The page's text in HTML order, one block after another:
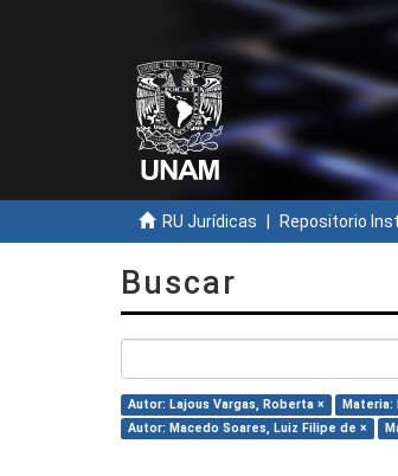
RU Jurídicas Repositorio
Buscar
Autor: Lajous Vargas, Roberta × Materia:
Autor: Macedo Soares, Luiz Filipe de ×